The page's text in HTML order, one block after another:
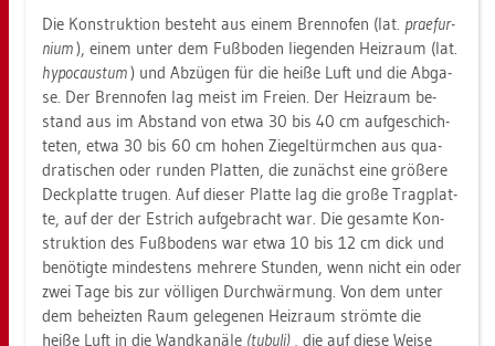
Die Kon­struk­ti­on be­steht aus einem Brenn­ofen (lat. prae­fur­
ni­um), einem unter dem Fuß­bo­den lie­gen­den Heiz­raum (lat.
hy­po­cau­s­tum) und Ab­zü­gen für die heiße Luft und die Ab­ga­
se. Der Brenn­ofen lag meist im Frei­en. Der Heiz­raum be­
stand aus im Ab­stand von etwa 30 bis 40 cm auf­ge­schich­
te­ten, etwa 30 bis 60 cm hohen Zie­gel­türm­chen aus qua­
dra­ti­schen oder run­den Plat­ten, die zu­nächst eine grö­ße­re
Deck­plat­te tru­gen. Auf die­ser Plat­te lag die große Trag­plat­
te, auf der der Es­trich auf­ge­bracht war. Die ge­sam­te Kon­
struk­ti­on des Fuß­bo­dens war etwa 10 bis 12 cm dick und
be­nö­tig­te min­des­tens meh­re­re Stun­den, wenn nicht ein oder
zwei Tage bis zur völ­li­gen Durch­wär­mung. Von dem unter
dem be­heiz­ten Raum ge­le­ge­nen Heiz­raum ström­te die
heiße Luft in die Wand­ka­nä­le (tu­bu­li) , die auf diese Weise